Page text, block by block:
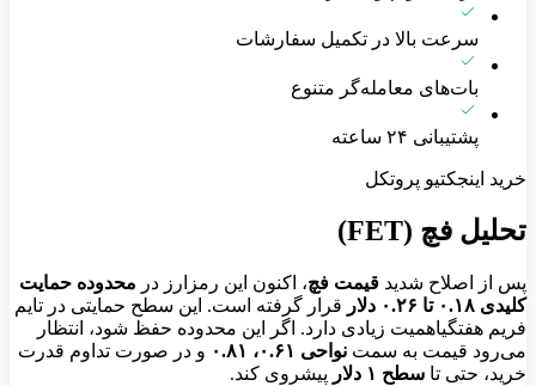
سرعت بالا در تکمیل سفارشات
بات‌های معامله‌گر متنوع
پشتیبانی ۲۴ ساعته
خرید اینجکتیو پروتکل
تحلیل فچ (FET)
پس از اصلاح شدید قیمت فچ، اکنون این رمزارز در محدوده حمایت
کلیدی ۰.۱۸ تا ۰.۲۶ دلار
قرار گرفته است. این سطح حمایتی در تایم‌
فریم هفتگیاهمیت زیادی دارد. اگر این محدوده حفظ شود، انتظار
می‌رود قیمت به سمت نواحی ۰.۶۱، ۰.۸۱
و در صورت تداوم قدرت
خرید، حتی تا سطح ۱ دلار پیشروی کند.